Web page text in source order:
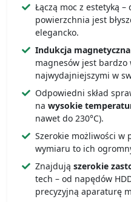
Łączą moc z estetyką –
powierzchnia jest
elegancko.
Indukcja magnetyczna
magnesów jest bardzo
najwydajniejszymi w
Odpowiedni skład
na wysokie
nawet do 230°C).
Szerokie możliwości w
wymiaru to ich
Znajdują szerokie
tech – od napędów
precyzyjną aparaturę